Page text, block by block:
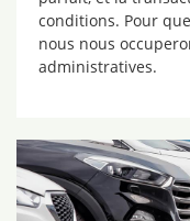
conditions. Pour
nous nous
administratives.